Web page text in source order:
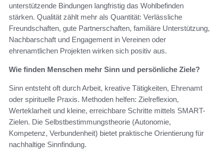
unterstützende Bindungen langfristig das Wohlbefinden
stärken. Qualität zählt mehr als Quantität: Verlässliche
Freundschaften, gute Partnerschaften, familiäre Unterstützung,
Nachbarschaft und Engagement in Vereinen oder
ehrenamtlichen Projekten wirken sich positiv aus.
Wie finden Menschen mehr Sinn und persönliche Ziele?
Sinn entsteht oft durch Arbeit, kreative Tätigkeiten, Ehrenamt
oder spirituelle Praxis. Methoden helfen: Zielreflexion,
Werteklarheit und kleine, erreichbare Schritte mittels SMART-
Zielen. Die Selbstbestimmungstheorie (Autonomie,
Kompetenz, Verbundenheit) bietet praktische Orientierung für
nachhaltige Sinnfindung.